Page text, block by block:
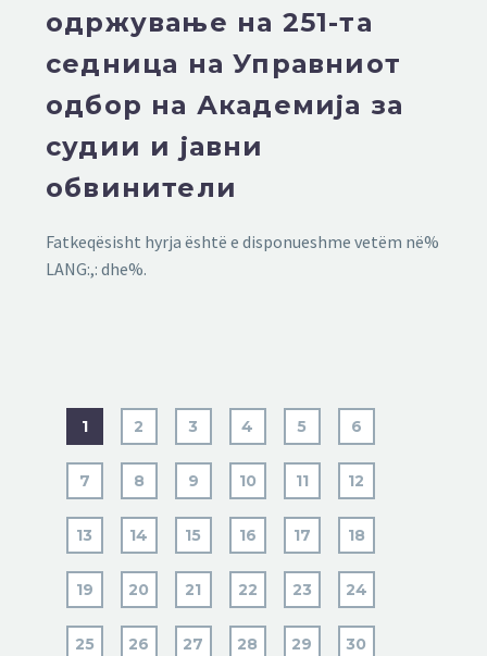
одржување на 251-та
седница на Управниот
одбор на Академија за
судии и јавни
обвинители
Fatkeqësisht hyrja është e disponueshme vetëm në%
LANG:,: dhe%.
1 2 3 4 5 6
7 8 9 10 11 12
13 14 15 16 17 18
19 20 21 22 23 24
25 26 27 28 29 30